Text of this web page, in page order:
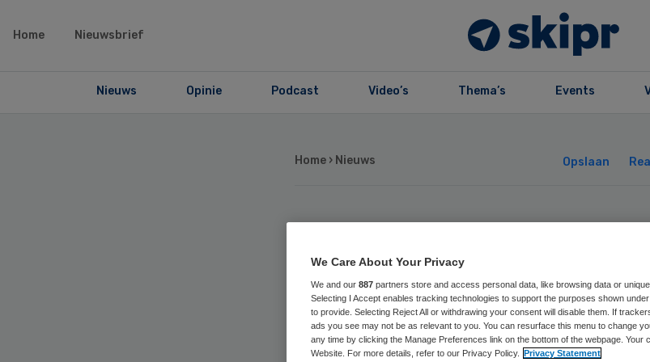
Home Nieuwsbrief
Nieuws Opinie Podcast Video’s Thema’s Events
Home › Nieuws Opslaan
App herkent
huidkanker
goed als arts
We Care About Your Privacy
We and our 887 partners store and access personal data, like browsing data or
Selecting I Accept enables tracking technologies to support the purposes shown
to provide. Selecting Reject All or withdrawing your consent will disable them. If
ads you see may not be as relevant to you. You can resurface this menu to change
any time by clicking the Manage Preferences link on the bottom of the webpage. Your
Website. For more details, refer to our Privacy Policy.
Privacy Statement